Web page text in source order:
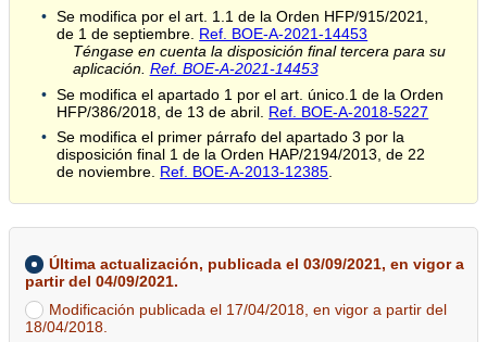
Se modifica por el art. 1.1 de la Orden HFP/915/2021,
de 1 de septiembre. Ref. BOE-A-2021-14453
Téngase en cuenta la disposición final tercera para su
aplicación. Ref. BOE-A-2021-14453
Se modifica el apartado 1 por el art. único.1 de la Orden
HFP/386/2018, de 13 de abril. Ref. BOE-A-2018-5227
Se modifica el primer párrafo del apartado 3 por la
disposición final 1 de la Orden HAP/2194/2013, de 22
de noviembre. Ref. BOE-A-2013-12385
Última actualización, publicada el 03/09/2021, en vigor a
partir del 04/09/2021.
Modificación publicada el 17/04/2018, en vigor a partir del
18/04/2018.